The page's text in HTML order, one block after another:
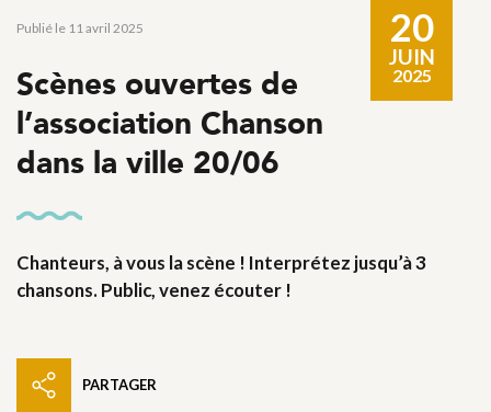
Publié le 11 avril 2025 20
JUIN
2025
Scènes ouvertes de
l’association Chanson
dans la ville 20/06
Chanteurs, à vous la scène ! Interprétez jusqu’à 3
chansons. Public, venez écouter !
PARTAGER